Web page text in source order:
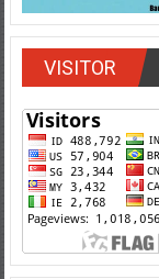
VISITOR
CATEGORIES